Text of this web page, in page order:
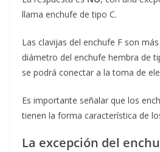
llama enchufe de tipo C.
Las clavijas del enchufe F son
diámetro del enchufe hembra de
se podrá conectar a la toma de
Es importante señalar que los
tienen la forma característica de
La excepción del